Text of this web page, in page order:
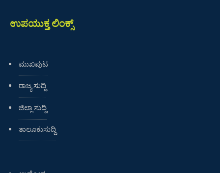
ಉಪಯುಕ್ತ ಲಿಂಕ್ಸ್
ಮುಖಪುಟ
ರಾಜ್ಯ ಸುದ್ದಿ
ಜಿಲ್ಲಾ ಸುದ್ದಿ
ತಾಲೂಕುಸುದ್ದಿ